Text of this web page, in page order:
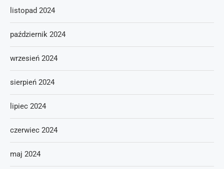
listopad 2024
październik 2024
wrzesień 2024
sierpień 2024
lipiec 2024
czerwiec 2024
maj 2024